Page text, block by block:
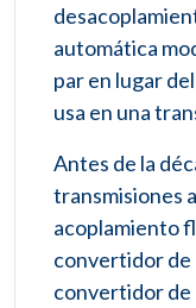
automática
par en lugar
usa en una
Antes de la
transmisiones
acoplamiento
convertidor de
convertidor de